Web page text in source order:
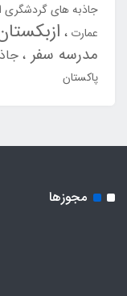
جاذبه های گردشگری
عمارت
مدرسه سفر
پاکستان
مجوزها